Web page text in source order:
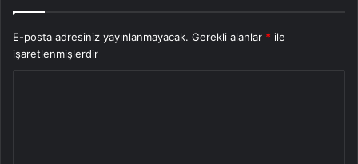
E-posta adresiniz yayınlanmayacak. Gerekli alanlar * ile
işaretlenmişlerdir